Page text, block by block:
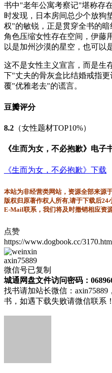
书中"老年公寓考察记"堪称存
时发现，日本房间总少个放狗
权"的敏锐，正是贯穿全书的
角色压缩女性存在空间，伊
以是加州沙漠的星空，也可以
这不是女性主义宣言，而是生
下"丈夫的骨灰盒比结婚戒指
覆"优雅老去"的谎言。
豆瓣评分
8.2 （女性题材TOP10%）
《生而为女，不必抱歉》电子
《生而为女，不必抱歉》下载
本站为非经营类网站，资源全部来源
版权归原著作权人所有,请于下载后
E-Mail联系，我们将及时撤销相应资
点赞
https://www.dogbook.cc/
axin75889
微信号已复制
城通网盘文件访问密码：
找书请加站长微信：
书，如遇下载失败请微信联系！